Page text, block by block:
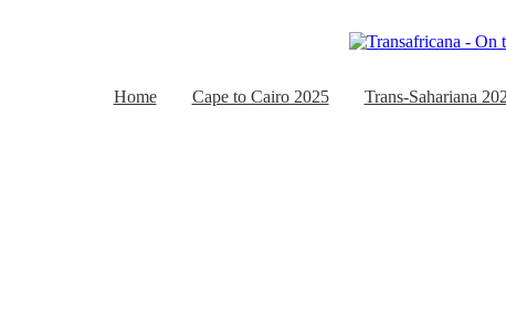
Home Cape to Cairo 2025 Trans-Sahariana